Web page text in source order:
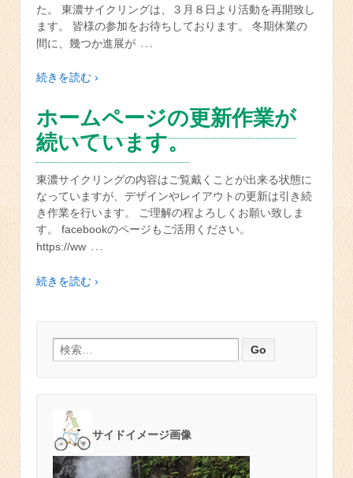
た。 東濃サイクリングは、３月８日より活動を再開致し
ます。 皆様の参加をお待ちしております。 冬期休業の
間に、幾つか進展が …
続きを読む ›
ホームページの更新作業が
続いています。
東濃サイクリングの内容はご覧戴くことが出来る状態に
なっていますが、デザインやレイアウトの更新は引き続
き作業を行います。 ご理解の程よろしくお願い致しま
す。 facebookのページもご活用ください。
https://ww …
続きを読む ›
検索:
サイドイメージ画像